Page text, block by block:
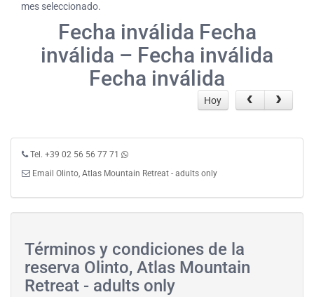
mes seleccionado.
Fecha inválida Fecha
inválida – Fecha inválida
Fecha inválida
Hoy
Tel. +39 02 56 56 77 71
Email Olinto, Atlas Mountain Retreat - adults only
Términos y condiciones de la
reserva Olinto, Atlas Mountain
Retreat - adults only